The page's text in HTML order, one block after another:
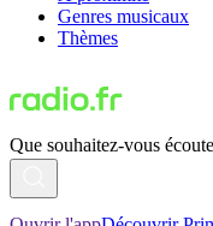
Genres musicaux
Thèmes
Que souhaitez-vous